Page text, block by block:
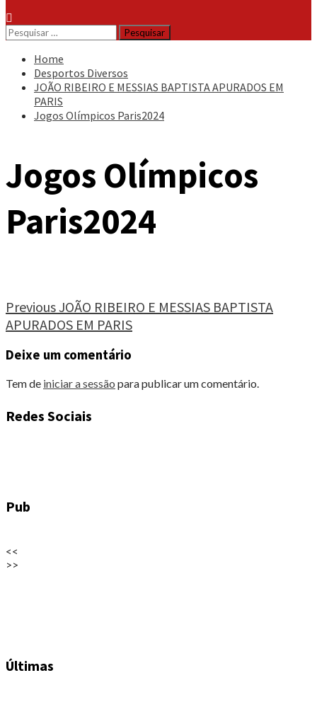
Pesquisar
por:
Home
Desportos Diversos
JOÃO RIBEIRO E MESSIAS BAPTISTA APURADOS EM
PARIS
Jogos Olímpicos Paris2024
Jogos Olímpicos
Paris2024
Continue
Reading
PreviousJOÃO RIBEIRO E MESSIAS BAPTISTA
APURADOS EM PARIS
Deixe um comentário
Tem de iniciar a sessão para publicar um comentário.
Redes Sociais
Pub
<<
>>
Últimas